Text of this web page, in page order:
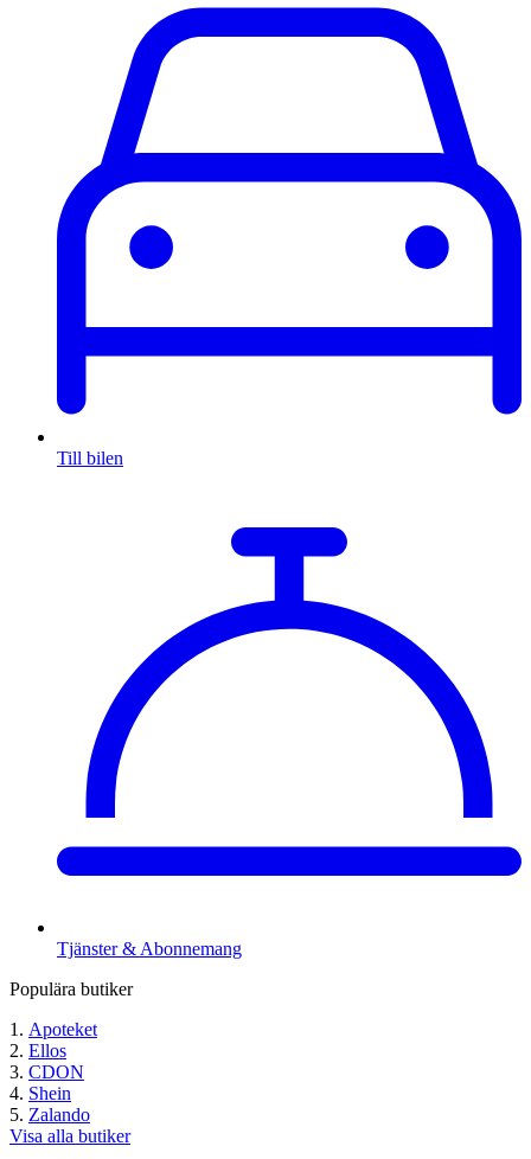
Till bilen
Tjänster & Abonnemang
Populära butiker
Apoteket
Ellos
CDON
Shein
Zalando
Visa alla butiker